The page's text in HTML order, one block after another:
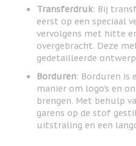
Transferdruk: Bij
eerst op een speciaal
vervolgens met hitte
overgebracht. Deze
gedetailleerde
Borduren: Borduren is
manier om logo's en
brengen. Met behulp
garens op de stof
uitstraling en een